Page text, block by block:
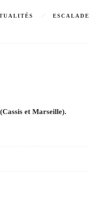
ESCALADE
et Marseille).